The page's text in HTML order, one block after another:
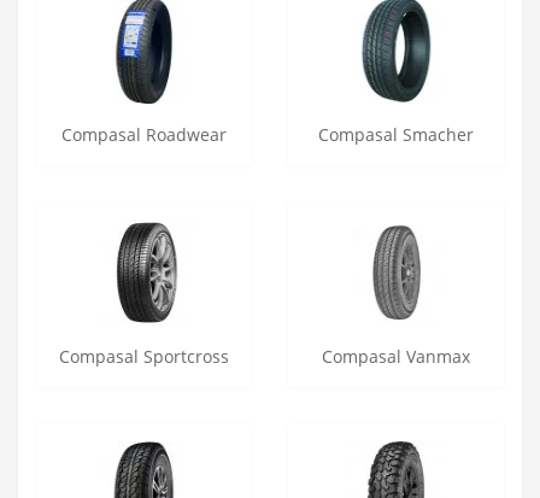
Compasal Roadwear Compasal Smacher
Compasal Sportcross Compasal Vanmax